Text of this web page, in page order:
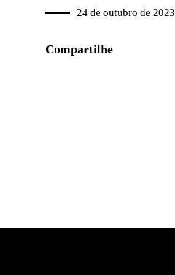
24 de outubro de 2023
Compartilhe